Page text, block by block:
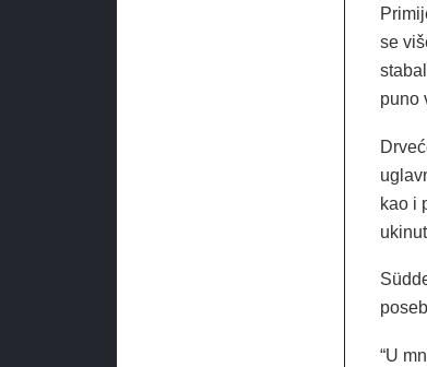
se
puno
kao i
“U